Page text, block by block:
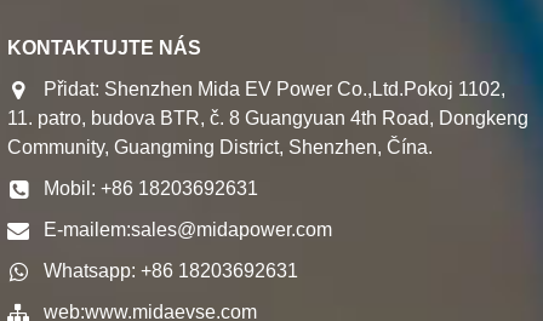
KONTAKTUJTE NÁS
Přidat: Shenzhen Mida EV Power Co.,Ltd.Pokoj 1102,
11. patro, budova BTR, č. 8 Guangyuan 4th Road, Dongkeng
Community, Guangming District, Shenzhen, Čína.
Mobil: +86 18203692631
E-mailem:sales@midapower.com
Whatsapp: +86 18203692631
web:www.midaevse.com